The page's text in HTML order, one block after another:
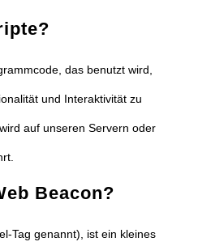
das benutzt wird,
und Interaktivität zu
auf unseren Servern oder
Beacon?
Tag genannt), ist ein kleines